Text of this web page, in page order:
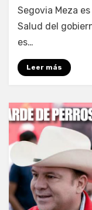
Segovia Meza
Salud del
es…
Leer más